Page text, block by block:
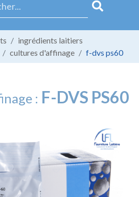
ingrédients laitiers
cultures d'affinage f-dvs ps60
: F-DVS PS60